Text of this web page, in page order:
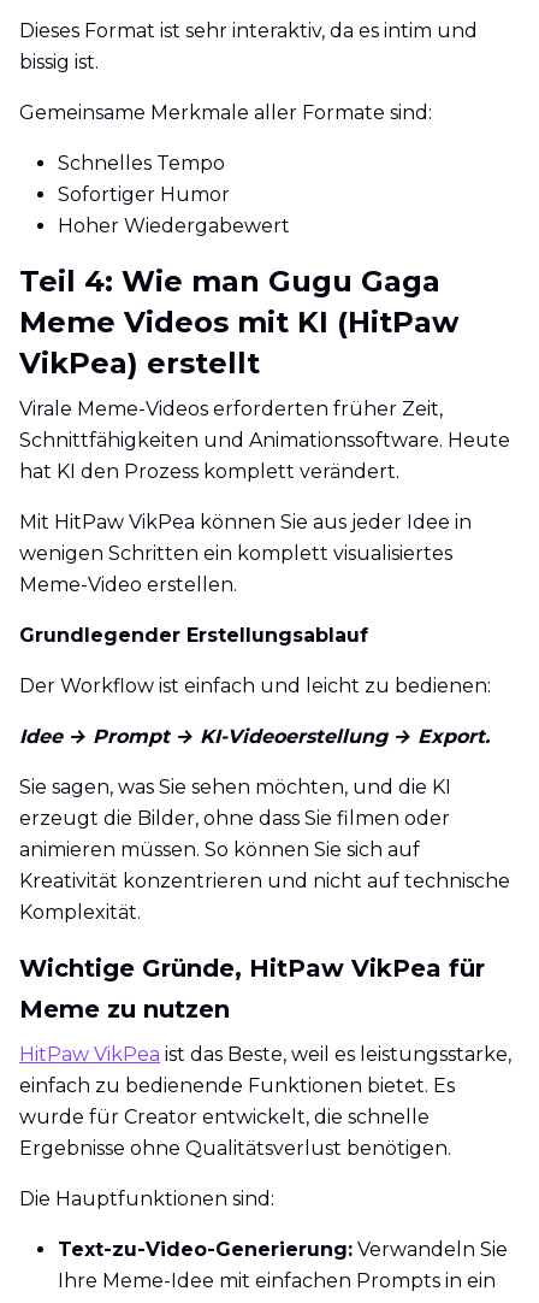
Dieses Format ist sehr interaktiv, da es intim und
bissig ist.
Gemeinsame Merkmale aller Formate sind:
Schnelles Tempo
Sofortiger Humor
Hoher Wiedergabewert
Teil 4: Wie man Gugu Gaga
Meme Videos mit KI (HitPaw
VikPea) erstellt
Virale Meme-Videos erforderten früher Zeit,
Schnittfähigkeiten und Animationssoftware. Heute
hat KI den Prozess komplett verändert.
Mit HitPaw VikPea können Sie aus jeder Idee in
wenigen Schritten ein komplett visualisiertes
Meme-Video erstellen.
Grundlegender Erstellungsablauf
Der Workflow ist einfach und leicht zu bedienen:
Idee → Prompt → KI-Videoerstellung → Export.
Sie sagen, was Sie sehen möchten, und die KI
erzeugt die Bilder, ohne dass Sie filmen oder
animieren müssen. So können Sie sich auf
Kreativität konzentrieren und nicht auf technische
Komplexität.
Wichtige Gründe, HitPaw VikPea für
Meme zu nutzen
HitPaw VikPea ist das Beste, weil es leistungsstarke,
einfach zu bedienende Funktionen bietet. Es
wurde für Creator entwickelt, die schnelle
Ergebnisse ohne Qualitätsverlust benötigen.
Die Hauptfunktionen sind:
Text-zu-Video-Generierung: Verwandeln Sie
Ihre Meme-Idee mit einfachen Prompts in ein